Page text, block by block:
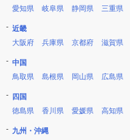
愛知県
岐阜県 静岡県 三重県
近畿
大阪府
兵庫県 京都府 滋賀県
中国
鳥取県
島根県 岡山県 広島県
四国
徳島県
香川県 愛媛県 高知県
九州・沖縄